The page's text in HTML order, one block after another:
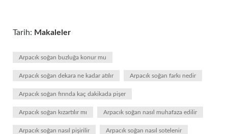
Tarih: Makaleler
Arpacık soğan buzluğa konur mu
Arpacık soğan dekara ne kadar atılır Arpacık soğan farkı nedir
Arpacık soğan fırında kaç dakikada pişer
Arpacık soğan kızartılır mı Arpacık soğan nasıl muhafaza edilir
Arpacık soğan nasıl pişirilir Arpacık soğan nasıl sotelenir